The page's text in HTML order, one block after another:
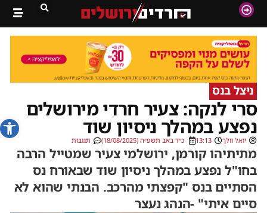
פתח
ניצל בנס
סרי לנקה: צעיר חרדי מירושלים
נפצע במהלך ניסיון שוד
יואל וולך 13:13 כ״ד באב תשפ״ה (18/08/2025) תגובות
מתיתיהו קורמן, ירושלמי צעיר שמטייל הרבה
בחו"ל נפצע במהלך ניסיון שוד שבאורח נס
הסתיים בנס "קפצתי מהרכב. הבנתי שהוא לא
סיים איתי" -הנהג נעצר